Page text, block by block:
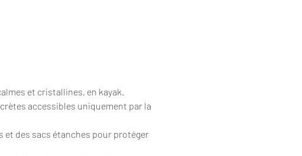
et cristallines, en kayak.
accessibles uniquement par la
et des sacs étanches pour protéger